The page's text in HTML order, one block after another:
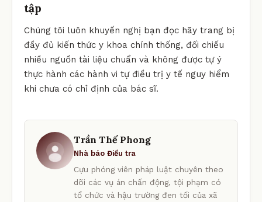
tập
Chúng tôi luôn khuyến nghị bạn đọc hãy trang bị
đầy đủ kiến thức y khoa chính thống, đối chiếu
nhiều nguồn tài liệu chuẩn và không được tự ý
thực hành các hành vi tự điều trị y tế nguy hiểm
khi chưa có chỉ định của bác sĩ.
Trần Thế Phong
Nhà báo Điều tra
Cựu phóng viên pháp luật chuyên theo
dõi các vụ án chấn động, tội phạm có
tổ chức và hậu trường đen tối của xã